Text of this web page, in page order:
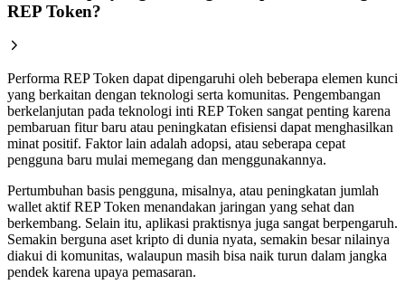
REP Token?
Performa REP Token dapat dipengaruhi oleh beberapa elemen kunci
yang berkaitan dengan teknologi serta komunitas. Pengembangan
berkelanjutan pada teknologi inti REP Token sangat penting karena
pembaruan fitur baru atau peningkatan efisiensi dapat menghasilkan
minat positif. Faktor lain adalah adopsi, atau seberapa cepat
pengguna baru mulai memegang dan menggunakannya.
Pertumbuhan basis pengguna, misalnya, atau peningkatan jumlah
wallet aktif REP Token menandakan jaringan yang sehat dan
berkembang. Selain itu, aplikasi praktisnya juga sangat berpengaruh.
Semakin berguna aset kripto di dunia nyata, semakin besar nilainya
diakui di komunitas, walaupun masih bisa naik turun dalam jangka
pendek karena upaya pemasaran.